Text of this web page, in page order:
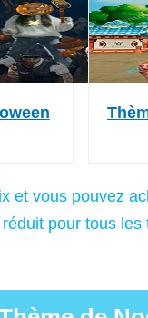
et vous pouvez
pour tous